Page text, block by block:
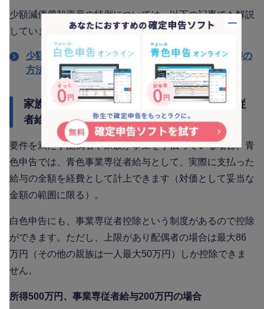
少額減価償却資産の特例については、以下の記事でも解説
していますので参考にしてください。
少額減価償却資産の特例とは？仕訳方法や減価償却の
方法を解説
家族の給与を全額経費にできる【青色事業専従
者給与】
要件を満たす配偶者や家族が事業を手伝っている場合、青
色申告では、青色事業専従者給与として、実際に支払った
給与の全額を経費として計上できます（対価として妥当な
金額の範囲に限る）。
白色申告にも、事業専従者控除という制度があるので控除
ができます。ただし、上限があり配偶者の場合は最大86
万円（その他の親族は一人最大50万円）しか控除できま
せん。
所得500万円、事業専従者給与200万円の場合